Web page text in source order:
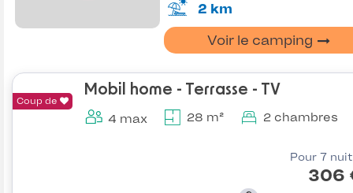
2 km
Voir le camping
Coup de
Mobil home - Terrasse - TV
4 max 28 m² 2 chambres
Pour 7
306